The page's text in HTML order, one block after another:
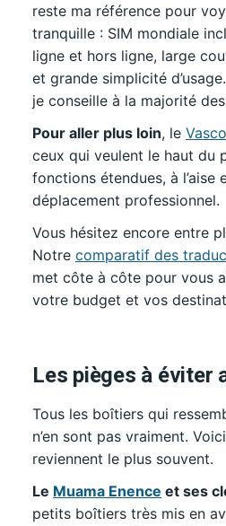
reste ma référence pour
tranquille : SIM mondiale
ligne et hors ligne, large
et grande simplicité
je conseille à la majorité
Pour aller plus loin, le
ceux qui veulent le haut du
fonctions étendues, à l’aise
déplacement professionnel.
Vous hésitez encore entre
Notre comparatif des
met côte à côte pour vous
votre budget et vos
Les pièges à éviter
Tous les boîtiers qui
n’en sont pas vraiment.
reviennent le plus souvent.
Le Muama Enence et ses
petits boîtiers très mis en